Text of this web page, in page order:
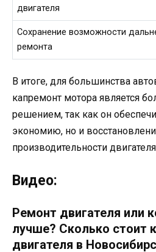
двигателя
Сохранение возможности
ремонта
В итоге, для большинства
капремонт мотора является
решением, так как он
экономию, но и
производительности
Видео:
Ремонт двигателя или
лучше? Сколько стоит
двигателя в